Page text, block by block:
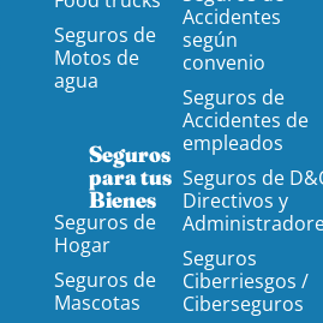
Seguros de
Motos de
agua
Seguros
para tus
Bienes
Seguros de
Hogar
Seguros de
Mascotas
Accidentes
según
convenio
Seguros de
Accidentes de
empleados
Seguros de
Directivos y
Seguros
Ciberriesgos /
Ciberseguros